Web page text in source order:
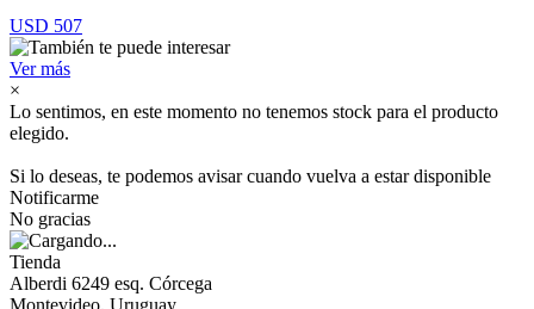
USD 507
Ver más
×
Lo sentimos, en este momento no tenemos stock para el producto
elegido.
Si lo deseas, te podemos avisar cuando vuelva a estar disponible
Notificarme
No gracias
Tienda
Alberdi 6249 esq. Córcega
Montevideo, Uruguay